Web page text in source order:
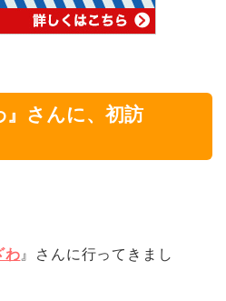
』さんに、初訪
わ 』さんに行ってきまし